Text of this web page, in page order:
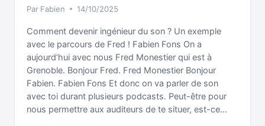
Par Fabien 14/10/2025
Comment devenir ingénieur du son ? Un exemple
avec le parcours de Fred ! Fabien Fons On a
aujourd’hui avec nous Fred Monestier qui est à
Grenoble. Bonjour Fred. Fred Monestier Bonjour
Fabien. Fabien Fons Et donc on va parler de son
avec toi durant plusieurs podcasts. Peut-être pour
nous permettre aux auditeurs de te situer, est-ce…